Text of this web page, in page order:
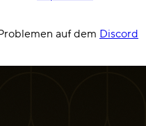
auf dem Discord